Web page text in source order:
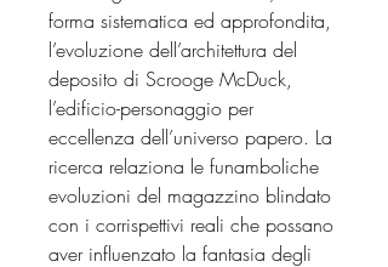
forma sistematica ed approfondita,
l’evoluzione dell’architettura del
deposito di Scrooge McDuck,
l’edificio-personaggio per
eccellenza dell’universo papero. La
ricerca relaziona le funamboliche
evoluzioni del magazzino blindato
con i corrispettivi reali che possano
aver influenzato la fantasia degli